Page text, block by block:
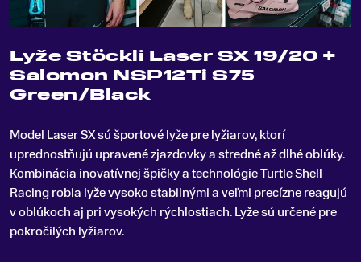
Lyže Stöckli Laser SX 19/20 +
Salomon NSP12Ti S75
Green/Black
Model Laser SX sú športové lyže pre lyžiarov, ktorí
uprednostňujú upravené zjazdovky a stredné až dlhé oblúky.
Kombinácia inovatívnej špičky a technológie Turtle Shell
Racing robia lyže vysoko stabilnými a veľmi precízne reagujú
v oblúkoch aj pri vysokých rýchlostiach. Lyže sú určené pre
pokročilých lyžiarov.